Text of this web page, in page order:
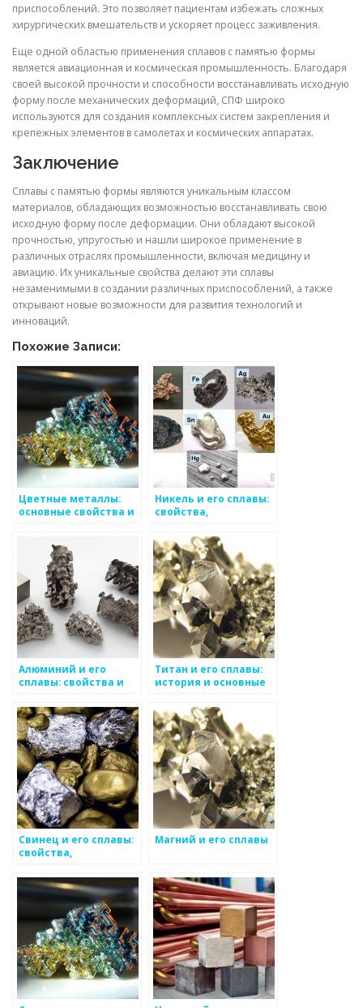
приспособлений. Это позволяет пациентам избежать сложных
хирургических вмешательств и ускоряет процесс заживления.
Еще одной областью применения сплавов с памятью формы
является авиационная и космическая промышленность. Благодаря
своей высокой прочности и способности восстанавливать исходную
форму после механических деформаций, СПФ широко
используются для создания комплексных систем закрепления и
крепежных элементов в самолетах и космических аппаратах.
Заключение
Сплавы с памятью формы являются уникальным классом
материалов, обладающих возможностью восстанавливать свою
исходную форму после деформации. Они обладают высокой
прочностью, упругостью и нашли широкое применение в
различных отраслях промышленности, включая медицину и
авиацию. Их уникальные свойства делают эти сплавы
незаменимыми в создании различных приспособлений, а также
открывают новые возможности для развития технологий и
инноваций.
Похожие Записи:
Цветные металлы:
основные свойства и
Никель и его сплавы:
свойства,
основные виды
Алюминий и его
сплавы: свойства и
Титан и его сплавы:
история и основные
Свинец и его сплавы:
свойства,
особенности
Магний и его сплавы